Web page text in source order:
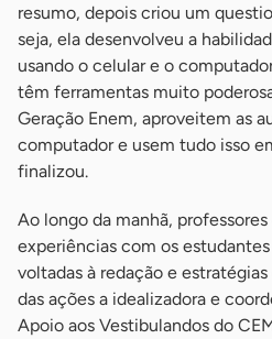
resumo, depois criou um
seja, ela desenvolveu a
usando o celular e o
têm ferramentas muito
Geração Enem, aproveitem as
computador e usem tudo isso
finalizou.
Ao longo da manhã,
experiências com os
voltadas à redação e
das ações a idealizadora e
Apoio aos Vestibulandos do